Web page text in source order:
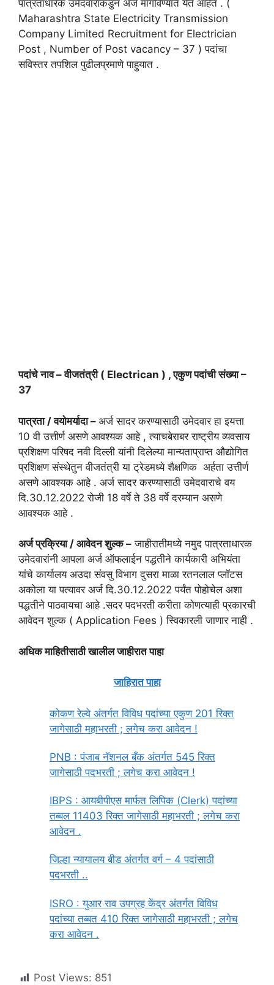
पात्रताधारक उमेदवारांकडुन अर्ज मागविण्यात येत आहेत . (
Maharashtra State Electricity Transmission
Company Limited Recruitment for Electrician
Post , Number of Post vacancy – 37 ) पदांचा
सविस्तर तपशिल पुढीलप्रमाणे पाहुयात .
पदांचे नाव – वीजतंत्री ( Electrican ) , एकुण पदांची संख्या –
37
पात्रता / वयोमर्यादा – अर्ज सादर करण्यासाठी उमेदवार हा इयत्ता
10 वी उत्तीर्ण असणे आवश्यक आहे , त्याचबेराबर राष्ट्रीय व्यवसाय
प्रशिक्षण परिषद नवी दिल्ली यांनी दिलेल्या मान्यताप्राप्त औद्योगित
प्रशिक्षण संस्थेतुन वीजतंत्री या ट्रेडमध्ये शैक्षणिक अर्हता उत्तीर्ण
असणे आवश्यक आहे . अर्ज सादर करण्यासाठी उमेदवाराचे वय
दि.30.12.2022 रोजी 18 वर्षे ते 38 वर्षे दरम्यान असणे
आवश्यक आहे .
अर्ज प्रक्रिया / आवेदन शुल्क – जाहीरातीमध्ये नमुद पात्रताधारक
उमेदवारांनी आपला अर्ज ऑफलाईन पद्धतीने कार्यकारी अभियंता
यांचे कार्यालय अउदा संवसु विभाग दुसरा माळा रतनलाल प्लॉटस
अकोला या पत्यावर अर्ज दि.30.12.2022 पर्यंत पोहोचेल अशा
पद्धतीने पाठवायचा आहे .सदर पदभरती करीता कोणत्याही प्रकारची
आवेदन शुल्क ( Application Fees ) स्विकारली जाणार नाही .
अधिक माहितीसाठी खालील जाहीरात पाहा
जाहिरात पाहा
कोकण रेल्वे अंतर्गत विविध पदांच्या एकुण 201 रिक्त
जागेसाठी महाभरती ; लगेच करा आवेदन !
PNB : पंजाब नॅशनल बँक अंतर्गत 545 रिक्त
जागेसाठी पदभरती ; लगेच करा आवेदन !
IBPS : आयबीपीएस मार्फत लिपिक (Clerk) पदांच्या
तब्बल 11403 रिक्त जागेसाठी महाभरती ; लगेच करा
आवेदन .
जिल्हा न्यायालय बीड अंतर्गत वर्ग – 4 पदांसाठी
पदभरती ..
ISRO : युआर राव उपग्रह केंद्र अंतर्गत विविध
पदांच्या तब्बत 410 रिक्त जागेसाठी महाभरती ; लगेच
करा आवेदन .
Post Views: 851